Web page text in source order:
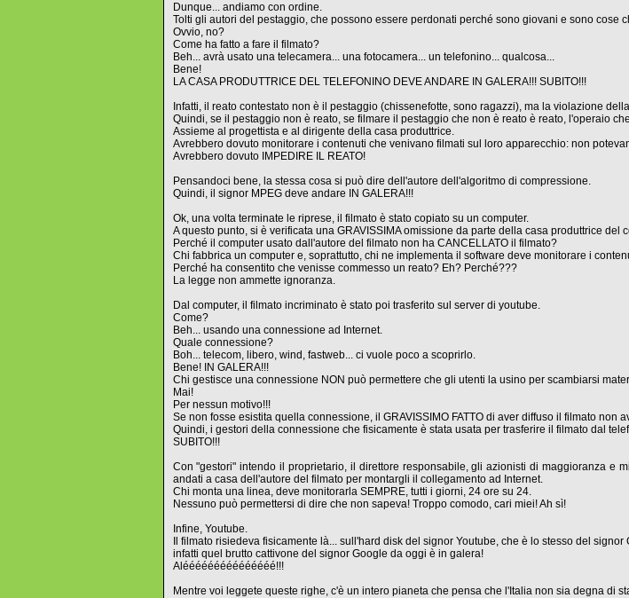
Dunque... andiamo con ordine.
Tolti gli autori del pestaggio, che possono essere perdonati perché sono giovani e sono cose
Ovvio, no?
Come ha fatto a fare il filmato?
Beh... avrà usato una telecamera... una fotocamera... un telefonino... qualcosa...
Bene!
LA CASA PRODUTTRICE DEL TELEFONINO DEVE ANDARE IN GALERA!!! SUBITO!!!
Infatti, il reato contestato non è il pestaggio (chissenefotte, sono ragazzi), ma la violazione
Quindi, se il pestaggio non è reato, se filmare il pestaggio che non è reato è reato, l'operaio
Assieme al progettista e al dirigente della casa produttrice.
Avrebbero dovuto monitorare i contenuti che venivano filmati sul loro apparecchio: non
Avrebbero dovuto IMPEDIRE IL REATO!
Pensandoci bene, la stessa cosa si può dire dell'autore dell'algoritmo di compressione.
Quindi, il signor MPEG deve andare IN GALERA!!!
Ok, una volta terminate le riprese, il filmato è stato copiato su un computer.
A questo punto, si è verificata una GRAVISSIMA omissione da parte della casa produttrice del
Perché il computer usato dall'autore del filmato non ha CANCELLATO il filmato?
Chi fabbrica un computer e, soprattutto, chi ne implementa il software deve monitorare i
Perché ha consentito che venisse commesso un reato? Eh? Perché???
La legge non ammette ignoranza.
Dal computer, il filmato incriminato è stato poi trasferito sul server di youtube.
Come?
Beh... usando una connessione ad Internet.
Quale connessione?
Boh... telecom, libero, wind, fastweb... ci vuole poco a scoprirlo.
Bene! IN GALERA!!!
Chi gestisce una connessione NON può permettere che gli utenti la usino per scambiarsi
Mai!
Per nessun motivo!!!
Se non fosse esistita quella connessione, il GRAVISSIMO FATTO di aver diffuso il filmato non
Quindi, i gestori della connessione che fisicamente è stata usata per trasferire il filmato dal
SUBITO!!!
Con "gestori" intendo il proprietario, il direttore responsabile, gli azionisti di maggioranza e
andati a casa dell'autore del filmato per montargli il collegamento ad Internet.
Chi monta una linea, deve monitorarla SEMPRE, tutti i giorni, 24 ore su 24.
Nessuno può permettersi di dire che non sapeva! Troppo comodo, cari miei! Ah sì!
Infine, Youtube.
Il filmato risiedeva fisicamente là... sull'hard disk del signor Youtube, che è lo stesso del signor
infatti quel brutto cattivone del signor Google da oggi è in galera!
Alééééééééééééééé!!!
Mentre voi leggete queste righe, c'è un intero pianeta che pensa che l'Italia non sia degna di